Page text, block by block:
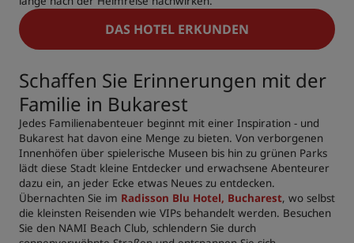
DAS HOTEL ERKUNDEN
Schaffen Sie Erinnerungen mit der
Familie in Bukarest
Jedes Familienabenteuer beginnt mit einer Inspiration - und
Bukarest hat davon eine Menge zu bieten. Von verborgenen
Innenhöfen über spielerische Museen bis hin zu grünen Parks
lädt diese Stadt kleine Entdecker und erwachsene Abenteurer
dazu ein, an jeder Ecke etwas Neues zu entdecken.
Übernachten Sie im Radisson Blu Hotel, Bucharest, wo selbst
die kleinsten Reisenden wie VIPs behandelt werden. Besuchen
Sie den NAMI Beach Club, schlendern Sie durch